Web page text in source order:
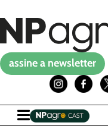
assine a newsletter